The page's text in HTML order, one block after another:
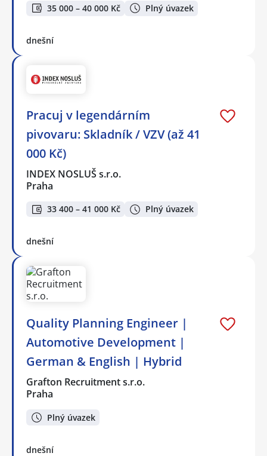
35 000 – 40 000 Kč Plný úvazek
dnešní
Pracuj v legendárním
pivovaru: Skladník / VZV (až 41
000 Kč)
INDEX NOSLUŠ s.r.o.
Praha
33 400 – 41 000 Kč Plný úvazek
dnešní
Quality Planning Engineer |
Automotive Development |
German & English | Hybrid
Grafton Recruitment s.r.o.
Praha
Plný úvazek
dnešní